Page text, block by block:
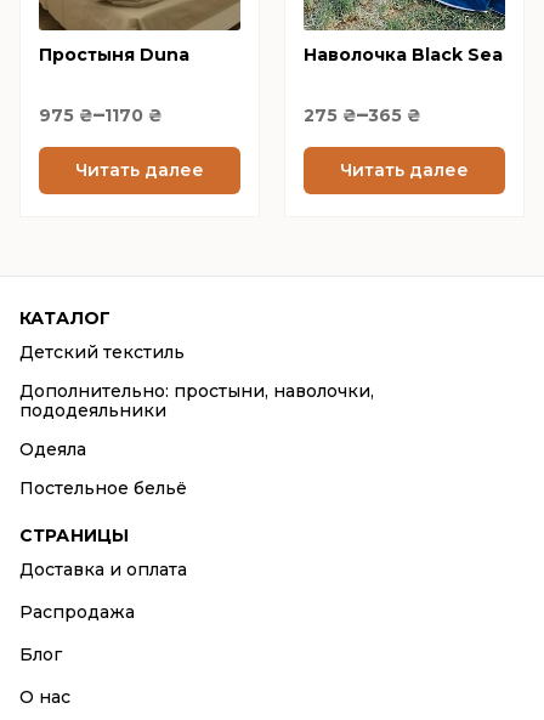
Простыня Duna
975 ₴–1170 ₴
Price
975 ₴
through
Читать далее
options
may
chosen
on
the
Наволочка Black Sea
275 ₴–365 ₴
Price
275 ₴
through
Читать далее
options
may
chosen
on
the
КАТАЛОГ
Детский текстиль
Дополнительно: простыни, наволочки,
пододеяльники
Одеяла
Постельное бельё
СТРАНИЦЫ
Доставка и оплата
Распродажа
Блог
О нас